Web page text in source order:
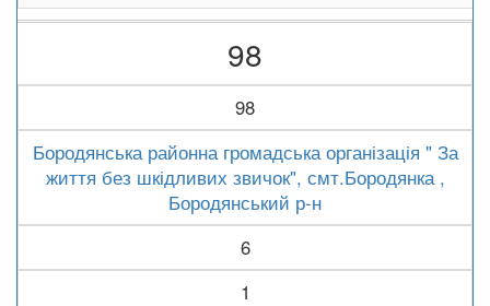
98
98
Бородянська районна громадська організація " За
життя без шкідливих звичок", смт.Бородянка ,
Бородянський р-н
6
1